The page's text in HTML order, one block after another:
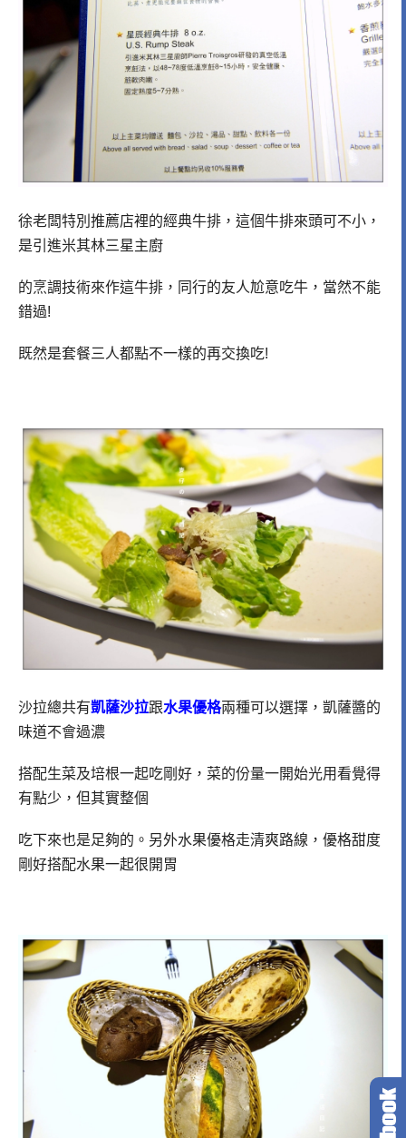
徐老闆特別推薦店裡的經典牛排，這個牛排來頭可不小，
是引進米其林三星主廚
的烹調技術來作這牛排， 同行的友人尬意吃牛，當然不能
錯過!
既然是套餐三人都點不一樣的再交換吃!
沙拉總共有凱薩沙拉跟水果優格兩種可以選擇，凱薩醬的
味道不會過濃
搭配生菜及培根一起吃剛好，菜的份量一開始光用看覺得
有點少，但其實整個
吃下來也是足夠的。另外水果優格走清爽路線，優格甜度
剛好搭配水果一起很開胃